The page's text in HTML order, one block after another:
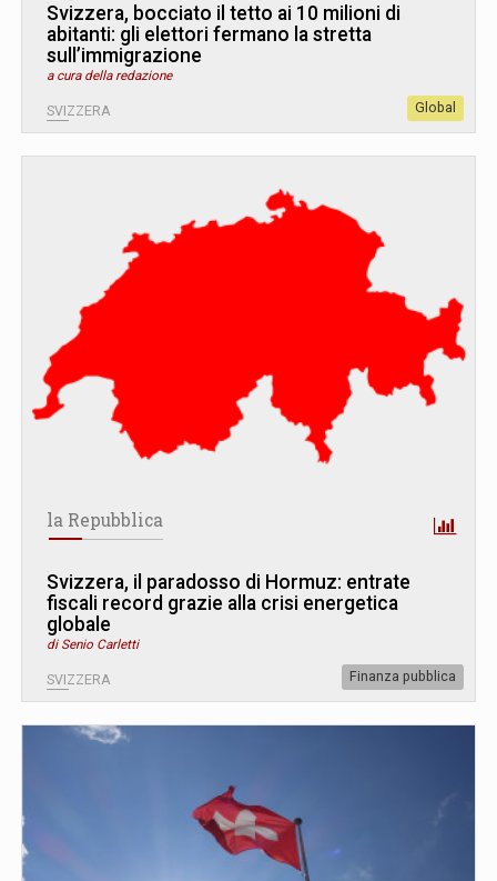
Svizzera, bocciato il tetto ai 10 milioni di
abitanti: gli elettori fermano la stretta
sull’immigrazione
a cura della redazione
SVIZZERA Global
la Repubblica
Svizzera, il paradosso di Hormuz: entrate
fiscali record grazie alla crisi energetica
globale
di Senio Carletti
SVIZZERA Finanza pubblica